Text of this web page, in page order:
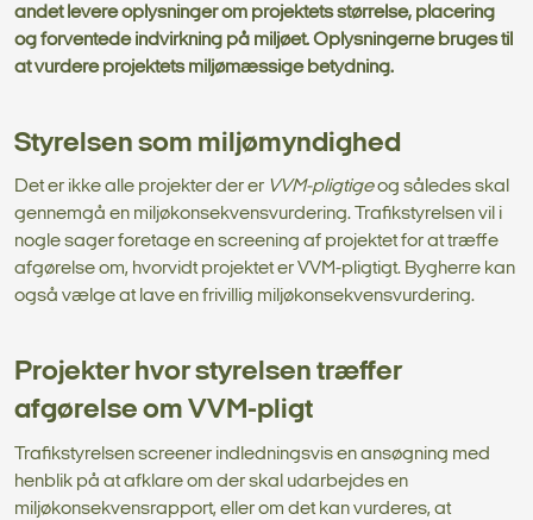
andet levere oplysninger om projektets størrelse, placering
og forventede indvirkning på miljøet. Oplysningerne bruges til
at vurdere projektets miljømæssige betydning.
Styrelsen som miljømyndighed
Det er ikke alle projekter der er VVM-pligtigeog således skal
gennemgå en miljø­konsekvensvurdering. Trafikstyrelsen vil i
nogle sager foretage en screening af projektet for at træffe
afgørelse om, hvorvidt projektet er VVM-pligtigt. Bygherre kan
også vælge at lave en frivillig miljøkonsekvensvurdering.
Projekter hvor styrelsen træffer
afgørelse om VVM-pligt
Trafikstyrelsen screener indledningsvis en ansøgning med
henblik på at afklare om der skal udarbejdes en
miljøkonsekvensrapport, eller om det kan vurderes, at